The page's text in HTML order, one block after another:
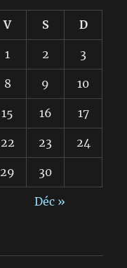
V S D
1 2 3
8 9 10
15 16 17
22 23 24
29 30
Déc »